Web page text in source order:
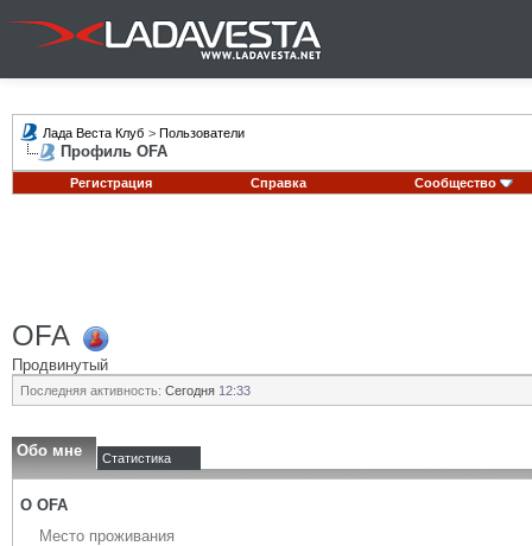
Лада Веста Клуб > Пользователи
Профиль OFA
Регистрация Справка Сообщество
OFA
Продвинутый
Последняя активность: Сегодня 12:33
Обо мне Статистика
О OFA
Место проживания